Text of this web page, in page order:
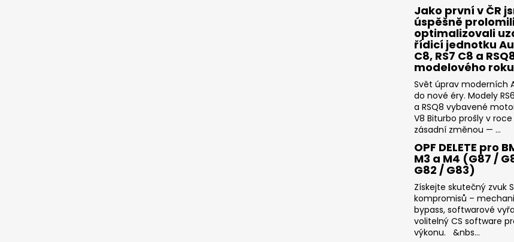
Jako první v ČR
úspěšně
optimalizovali
řídicí jednotku
C8, RS7 C8 a
modelového
Svět úprav moderních
do nové éry. Modely
a RSQ8 vybavené
V8 Biturbo prošly v roce
zásadní změnou — ...
OPF DELETE pro
M3 a M4 (G87 /
G82 / G83)
Získejte skutečný zvuk
kompromisů –
bypass, softwarové
volitelný CS software
výkonu. &nbs...